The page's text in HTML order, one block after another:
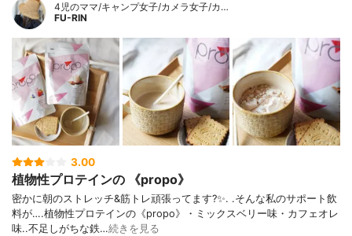
4児のママ/キャンプ女子/カメラ女子/カ…
FU-RIN
3.00
植物性プロテインの 《propo》
密かに朝のストレッチ&筋トレ頑張ってます?✨. .そんな私のサポート飲
料が….植物性プロテインの《propo》・ミックスベリー味・カフェオレ
味..不足しがちな鉄…続きを見る